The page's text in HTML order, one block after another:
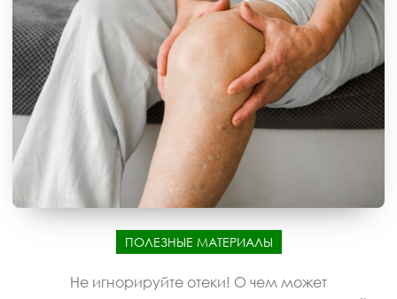
ПОЛЕЗНЫЕ МАТЕРИАЛЫ
Не игнорируйте отеки! О чем может